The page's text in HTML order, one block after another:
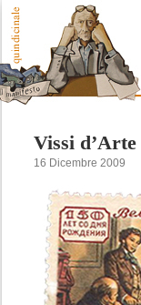
Vissi d’Arte
16 Dicembre 2009